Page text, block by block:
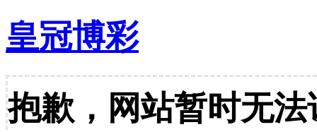
皇冠博彩
抱歉，网站暂时无法